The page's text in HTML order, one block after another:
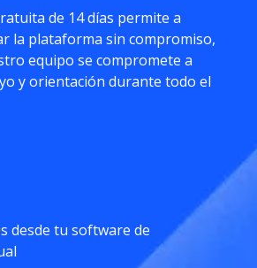
de 14 días permite a
la plataforma sin compromiso,
equipo se compromete a
y orientación durante todo el
desde tu software de